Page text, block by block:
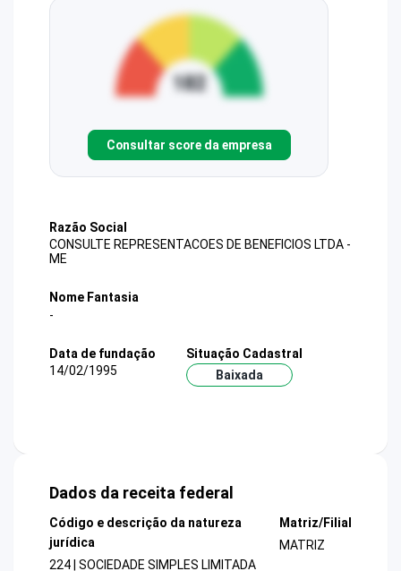
Consultar score da empresa
Razão Social
CONSULTE REPRESENTACOES DE BENEFICIOS LTDA -
ME
Nome Fantasia
-
Data de fundação
14/02/1995
Situação Cadastral
Baixada
Dados da receita federal
Código e descrição da natureza
jurídica
224 | SOCIEDADE SIMPLES LIMITADA
Matriz/Filial
MATRIZ